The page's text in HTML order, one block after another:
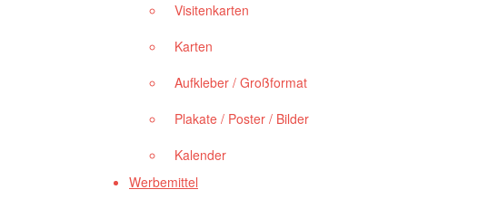
Visitenkarten
Karten
Aufkleber / Großformat
Plakate / Poster / Bilder
Kalender
Werbemittel